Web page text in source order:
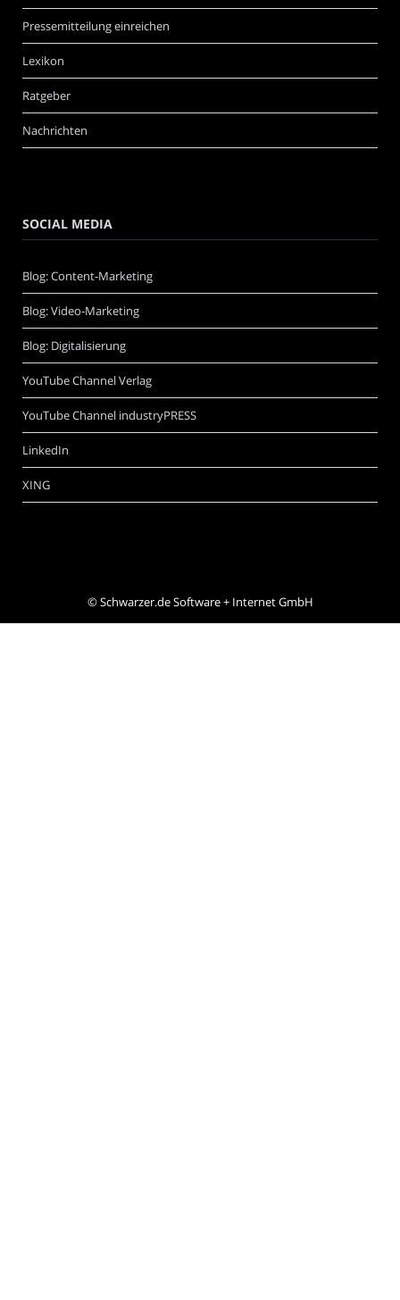
Pressemitteilung einreichen
Lexikon
Ratgeber
Nachrichten
SOCIAL MEDIA
Blog: Content-Marketing
Blog: Video-Marketing
Blog: Digitalisierung
YouTube Channel Verlag
YouTube Channel industryPRESS
LinkedIn
XING
©Schwarzer.de Software + Internet GmbH